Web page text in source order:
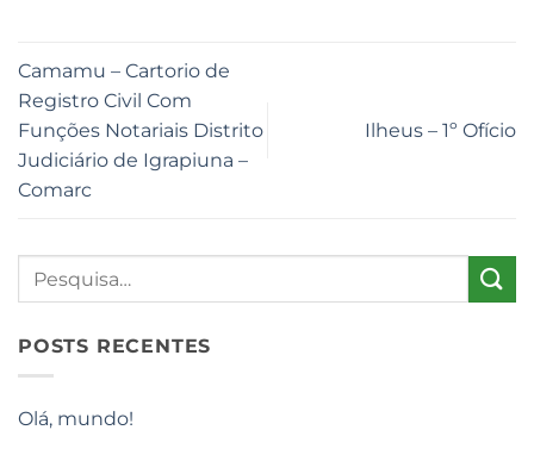
Camamu – Cartorio de
Registro Civil Com
Funções Notariais Distrito
Judiciário de Igrapiuna –
Comarc
Ilheus – 1º Ofício
POSTS RECENTES
Olá, mundo!